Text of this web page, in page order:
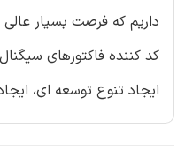
داریم که فرصت بسیار
کد کننده فاکتورهای
ایجاد تنوع توسعه ای،